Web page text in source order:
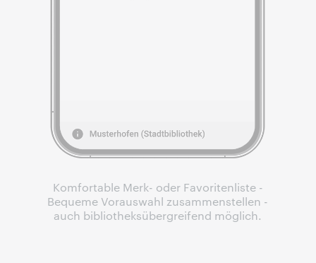
Komfortable Merk- oder Favoritenliste -
Bequeme Vorauswahl zusammenstellen -
auch bibliotheksübergreifend möglich.